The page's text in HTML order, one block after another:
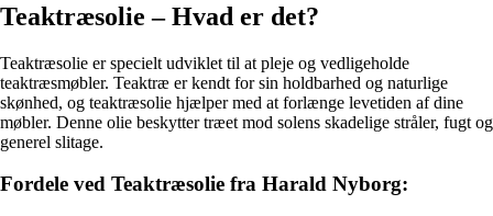
Teaktræsolie – Hvad er det?
Teaktræsolie er specielt udviklet til at pleje og vedligeholde
teaktræsmøbler. Teaktræ er kendt for sin holdbarhed og naturlige
skønhed, og teaktræsolie hjælper med at forlænge levetiden af dine
møbler. Denne olie beskytter træet mod solens skadelige stråler, fugt og
generel slitage.
Fordele ved Teaktræsolie fra Harald Nyborg: